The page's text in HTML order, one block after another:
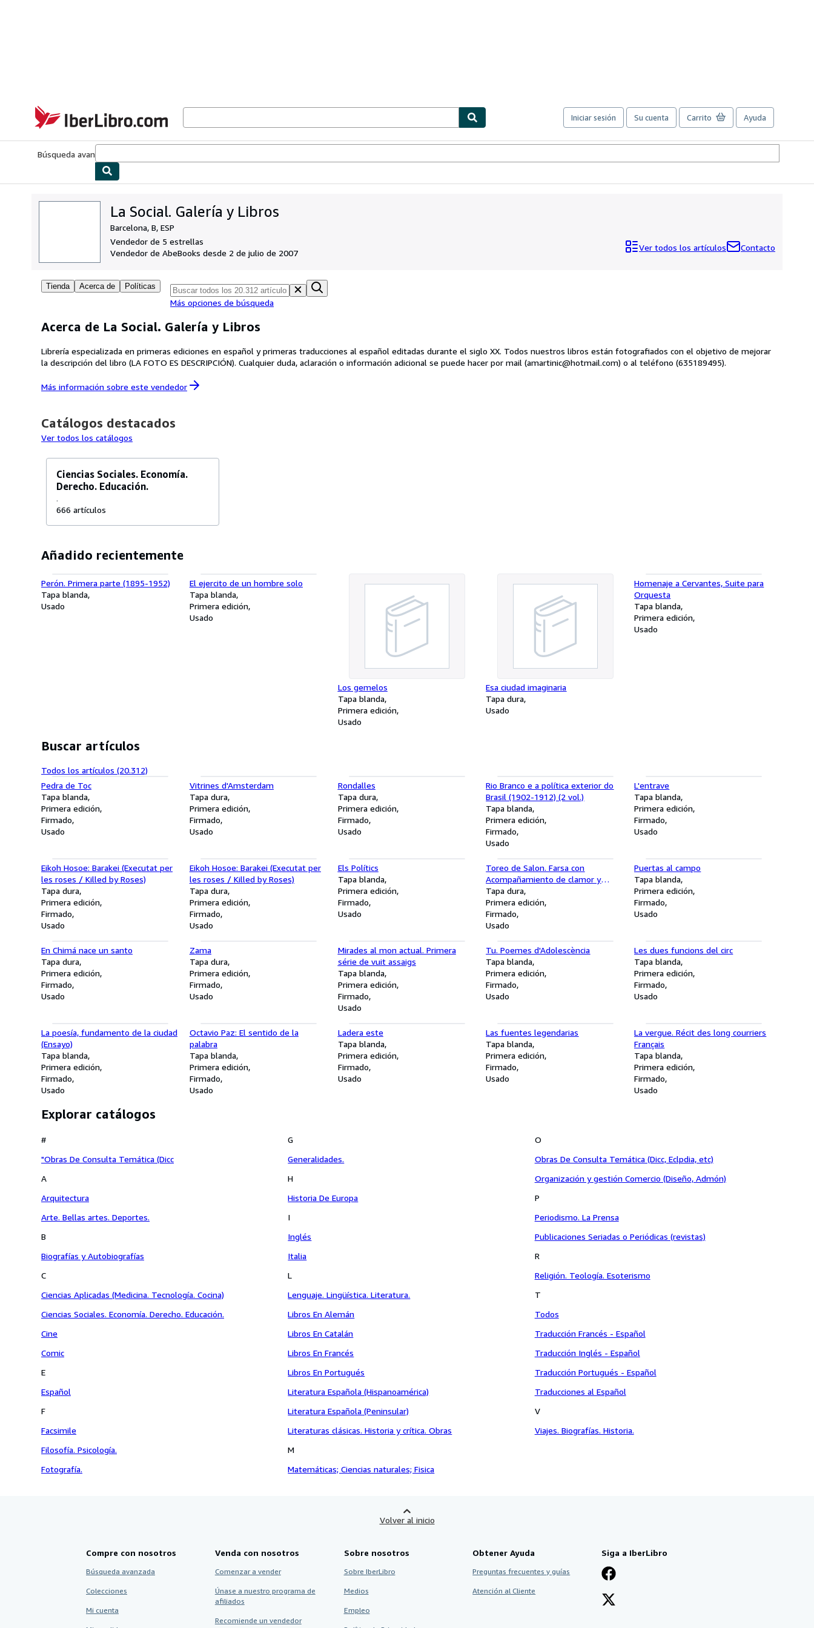
IberLibro.com
Iniciar sesión Su cuenta Carrito Ayuda
Búsqueda avanzada
La Social. Galería y Libros
Barcelona, B, ESP
Vendedor de 5 estrellas
Vendedor de AbeBooks desde 2 de julio de 2007
Ver todos los artículos Contacto
Tienda Acerca de Políticas
Más opciones de búsqueda
Acerca de La Social. Galería y Libros
Librería especializada en primeras ediciones en español y primeras traducciones al español editadas durante el siglo XX. Todos nuestros libros están fotografiados con el objetivo de mejorar
la descripción del libro (LA FOTO ES DESCRIPCIÓN). Cualquier duda, aclaración o información adicional se puede hacer por mail (amartinic@hotmail.com) o al teléfono (635189495).
Más información sobre este vendedor
Catálogos destacados
Ver todos los catálogos
Ciencias Sociales. Economía.
Derecho. Educación.
.
666 artículos
Añadido recientemente
Perón. Primera parte (1895-1952)
Tapa blanda
Usado
El ejercito de un hombre solo
Tapa blanda
Primera edición
Usado
Los gemelos
Tapa blanda
Primera edición
Usado
Esa ciudad imaginaria
Tapa dura
Usado
Homenaje a Cervantes, Suite para
Orquesta
Tapa blanda
Primera edición
Usado
Buscar artículos
Todos los artículos (20.312)
Pedra de Toc
Tapa blanda
Primera edición
Firmado
Usado
Vitrines d'Amsterdam
Tapa dura
Primera edición
Firmado
Usado
Rondalles
Tapa dura
Primera edición
Firmado
Usado
Rio Branco e a política exterior do
Brasil (1902-1912) (2 vol.)
Tapa blanda
Primera edición
Firmado
Usado
L'entrave
Tapa blanda
Primera edición
Firmado
Usado
Eikoh Hosoe: Barakei (Executat per
les roses / Killed by Roses)
Tapa dura
Primera edición
Firmado
Usado
Eikoh Hosoe: Barakei (Executat per
les roses / Killed by Roses)
Tapa dura
Primera edición
Firmado
Usado
Els Polítics
Tapa blanda
Primera edición
Firmado
Usado
Toreo de Salon. Farsa con
Acompañamiento de clamor y
murga.
Tapa dura
Primera edición
Firmado
Usado
Puertas al campo
Tapa blanda
Primera edición
Firmado
Usado
En Chimá nace un santo
Tapa dura
Primera edición
Firmado
Usado
Zama
Tapa dura
Primera edición
Firmado
Usado
Mirades al mon actual. Primera
série de vuit assaigs
Tapa blanda
Primera edición
Firmado
Usado
Tu. Poemes d'Adolescència
Tapa blanda
Primera edición
Firmado
Usado
Les dues funcions del circ
Tapa blanda
Primera edición
Firmado
Usado
La poesía, fundamento de la ciudad
(Ensayo)
Tapa blanda
Primera edición
Firmado
Usado
Octavio Paz: El sentido de la
palabra
Tapa blanda
Primera edición
Firmado
Usado
Ladera este
Tapa blanda
Primera edición
Firmado
Usado
Las fuentes legendarias
Tapa blanda
Primera edición
Firmado
Usado
La vergue. Récit des long courriers
Français
Tapa blanda
Primera edición
Firmado
Usado
Explorar catálogos
#
"Obras De Consulta Temática (Dicc
A
Arquitectura
Arte. Bellas artes. Deportes.
B
Biografías y Autobiografías
C
Ciencias Aplicadas (Medicina. Tecnología. Cocina)
Ciencias Sociales. Economía. Derecho. Educación.
Cine
Comic
E
Español
F
Facsimile
Filosofía. Psicología.
Fotografía.
G
Generalidades.
H
Historia De Europa
I
Inglés
Italia
L
Lenguaje. Lingüística. Literatura.
Libros En Alemán
Libros En Catalán
Libros En Francés
Libros En Portugués
Literatura Española (Hispanoamérica)
Literatura Española (Peninsular)
Literaturas clásicas. Historia y crítica. Obras
M
Matemáticas; Ciencias naturales; Fisica
O
Obras De Consulta Temática (Dicc, Eclpdia, etc)
Organización y gestión Comercio (Diseño, Admón)
P
Periodismo. La Prensa
Publicaciones Seriadas o Periódicas (revistas)
R
Religión. Teología. Esoterismo
T
Todos
Traducción Francés - Español
Traducción Inglés - Español
Traducción Portugués - Español
Traducciones al Español
V
Viajes. Biografías. Historia.
Volver al inicio
Compre con nosotros
Búsqueda avanzada
Colecciones
Mi cuenta
Venda con nosotros
Comenzar a vender
Únase a nuestro programa de
afiliados
Recomiende un vendedor
Sobre nosotros
Sobre IberLibro
Medios
Empleo
Obtener Ayuda
Preguntas frecuentes y guías
Atención al Cliente
Siga a IberLibro